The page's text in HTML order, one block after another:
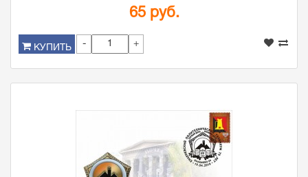
65 руб.
КУПИТЬ - +